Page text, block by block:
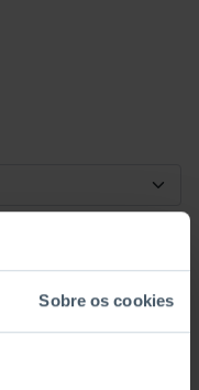
Sobre os cookies